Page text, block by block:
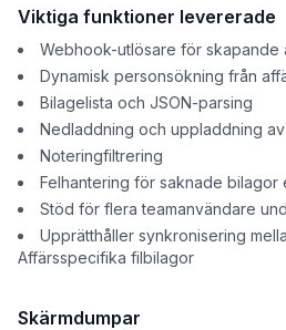
Viktiga funktioner levererade
Webhook-utlösare för skapande
Dynamisk personsökning från
Bilagelista och JSON-parsing
Nedladdning och uppladdning
Noteringfiltrering
Felhantering för saknade bilagor
Stöd för flera teamanvändare
Upprätthåller synkronisering
Affärsspecifika filbilagor
Skärmdumpar